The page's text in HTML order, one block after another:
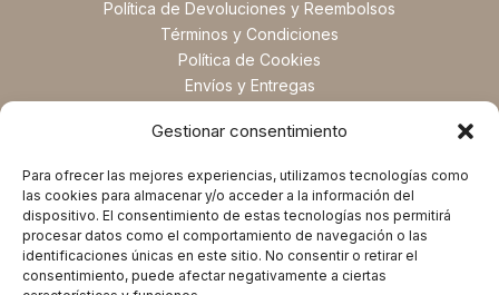
Gestionar consentimiento
Para ofrecer las mejores experiencias, utilizamos tecnologías como
las cookies para almacenar y/o acceder a la información del
dispositivo. El consentimiento de estas tecnologías nos permitirá
procesar datos como el comportamiento de navegación o las
identificaciones únicas en este sitio. No consentir o retirar el
consentimiento, puede afectar negativamente a ciertas
Política de Devoluciones y Reembolsos
Términos y Condiciones
Política de Cookies
Envíos y Entregas